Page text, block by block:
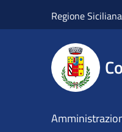
Regione Siciliana